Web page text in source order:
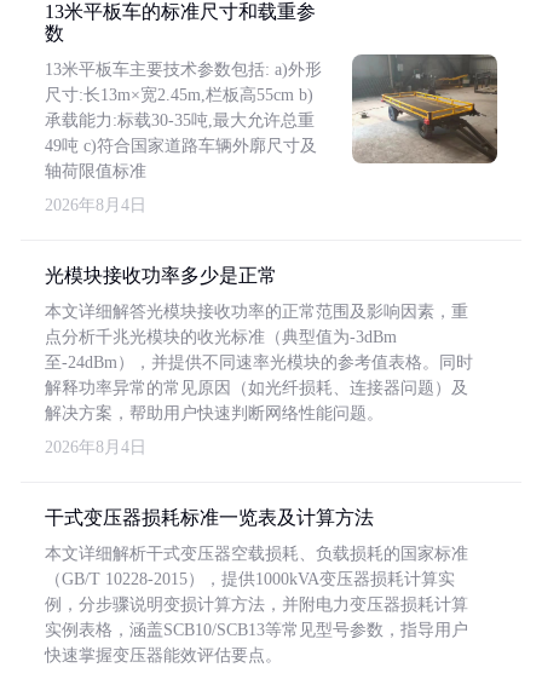
13米平板车的标准尺寸和载重参
数
13米平板车主要技术参数包括: a)外形
尺寸:长13m×宽2.45m,栏板高55cm b)
承载能力:标载30-35吨,最大允许总重
49吨 c)符合国家道路车辆外廓尺寸及
轴荷限值标准
2026年8月4日
光模块接收功率多少是正常
本文详细解答光模块接收功率的正常范围及影响因素，重
点分析千兆光模块的收光标准（典型值为-3dBm
至-24dBm），并提供不同速率光模块的参考值表格。同时
解释功率异常的常见原因（如光纤损耗、连接器问题）及
解决方案，帮助用户快速判断网络性能问题。
2026年8月4日
干式变压器损耗标准一览表及计算方法
本文详细解析干式变压器空载损耗、负载损耗的国家标准
（GB/T 10228-2015），提供1000kVA变压器损耗计算实
例，分步骤说明变损计算方法，并附电力变压器损耗计算
实例表格，涵盖SCB10/SCB13等常见型号参数，指导用户
快速掌握变压器能效评估要点。